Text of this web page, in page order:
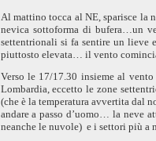
Al mattino tocca al NE, sparisce la
nevica sottoforma di bufera…un
settentrionali si fa sentire un lieve
piuttosto elevata… il vento
Verso le 17/17.30 insieme al
Lombardia, eccetto le zone
(che è la temperatura avvertita dal
andare a passo d’uomo… la neve
neanche le nuvole) e i settori più a